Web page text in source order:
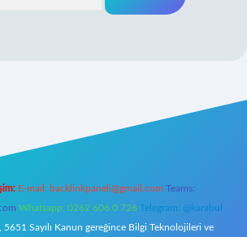
E-mail: backlinkpaneli@gmail.com Teams:
Whatsapp: 0262 606 0 726 Telegram: @karabul
5651 Sayılı Kanun gereğince Bilgi Teknolojileri ve